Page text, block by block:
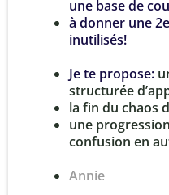
une base de
à donner une
inutilisés!
Je te propose:
structurée
la fin du chaos
une
confusion en
Annie